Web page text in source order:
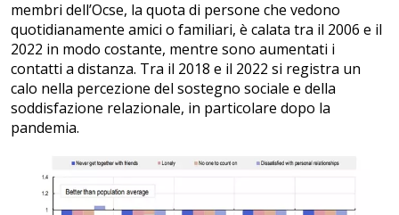
membri dell’Ocse, la quota di persone che vedono
quotidianamente amici o familiari, è calata tra il 2006 e il
2022 in modo costante, mentre sono aumentati i
contatti a distanza. Tra il 2018 e il 2022 si registra un
calo nella percezione del sostegno sociale e della
soddisfazione relazionale, in particolare dopo la
pandemia.